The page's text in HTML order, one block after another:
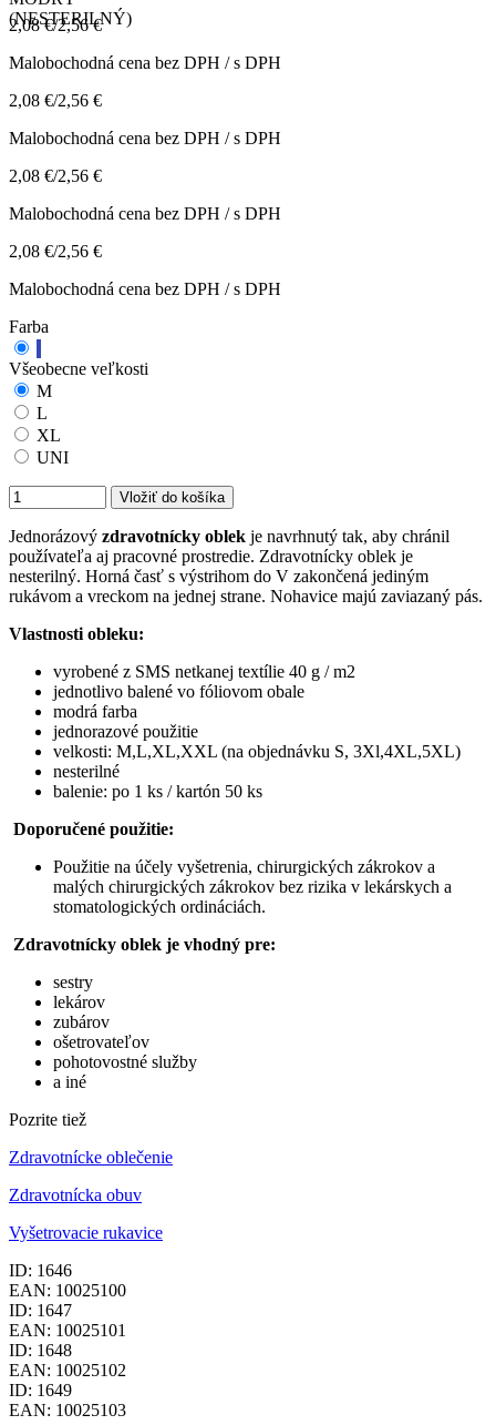
2,08€/2,56€
Malobochodná cena bez DPH / s DPH
2,08 €/2,56 €
Malobochodná cena bez DPH / s DPH
2,08 €/2,56 €
Malobochodná cena bez DPH / s DPH
2,08 €/2,56 €
Malobochodná cena bez DPH / s DPH
Farba
Všeobecne veľkosti
M
L
XL
UNI
Vložiť do košíka
Jednorázový zdravotnícky oblek je navrhnutý tak, aby chránil
používateľa aj pracovné prostredie. Zdravotnícky oblek je
nesterilný. Horná časť s výstrihom do V zakončená jediným
rukávom a vreckom na jednej strane. Nohavice majú zaviazaný pás.
Vlastnosti obleku:
vyrobené z SMS netkanej textílie 40 g / m2
jednotlivo balené vo fóliovom obale
modrá farba
jednorazové použitie
velkosti: M,L,XL,XXL (na objednávku S, 3Xl,4XL,5XL)
nesterilné
balenie: po 1 ks / kartón 50 ks
Doporučené použitie:
Použitie na účely vyšetrenia, chirurgických zákrokov a
malých chirurgických zákrokov bez rizika v lekárskych a
stomatologických ordináciách.
Zdravotnícky oblek je vhodný pre:
sestry
lekárov
zubárov
ošetrovateľov
pohotovostné služby
a iné
Pozrite tiež
Zdravotnícke oblečenie
Zdravotnícka obuv
Vyšetrovacie rukavice
ID: 1646
EAN: 10025100
ID: 1647
EAN: 10025101
ID: 1648
EAN: 10025102
ID: 1649
EAN: 10025103